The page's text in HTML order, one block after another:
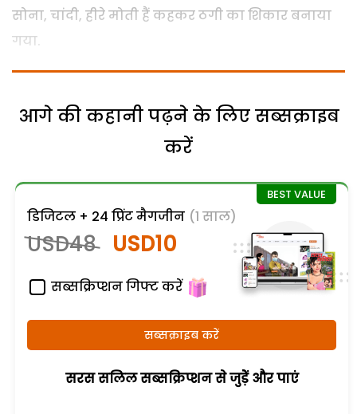
सोना, चांदी, हीरे मोती हैं कहकर ठगी का शिकार बनाया
गया.
आगे की कहानी पढ़ने के लिए सब्सक्राइब
करें
डिजिटल + 24 प्रिंट मैगजीन (1 साल)
USD48 USD10
सब्सक्रिप्शन गिफ्ट करें
सब्सक्राइब करें
सरस सलिल सब्सक्रिप्शन से जुड़ेें और पाएं